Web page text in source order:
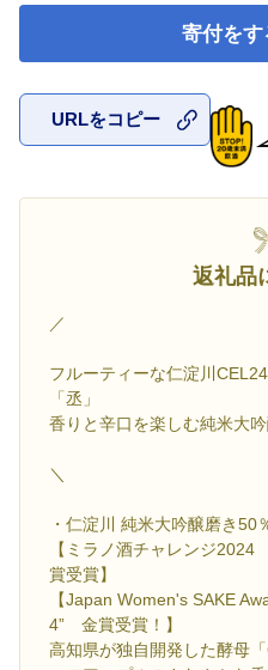
寄付をす
URLをコピー
返礼品
／
フルーティーな仁淀川
「丞」
香りと辛口を楽しむ純米大
＼
・仁淀川 純米大吟醸磨き50
【ミラノ酒チャレンジ
賞受賞】
【Japan Women's SAKE
4” 金賞受賞！】
高知県が独自開発した酵母